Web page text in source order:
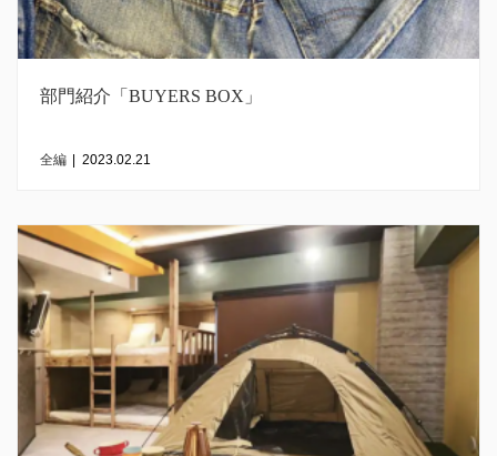
部門紹介「BUYERS BOX」
全編 2023.02.21